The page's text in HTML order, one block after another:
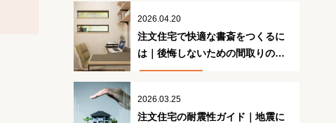
2026.04.20
注文住宅で快適な書斎をつくるに
は｜後悔しないための間取りの工
夫
2026.03.25
注文住宅の耐震性ガイド｜地震に